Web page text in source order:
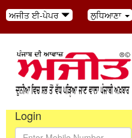
ਅਜੀਤ ਈ-ਪੇਪਰ ਲੁਧਿਆਣਾ
Login